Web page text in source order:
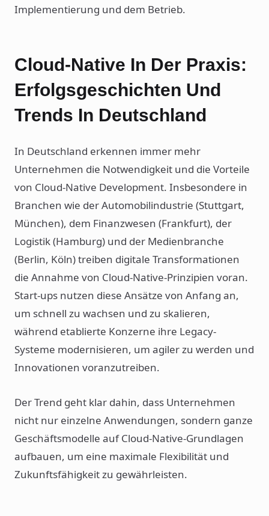
Implementierung und dem Betrieb.
Cloud-Native In Der Praxis:
Erfolgsgeschichten Und
Trends In Deutschland
In Deutschland erkennen immer mehr
Unternehmen die Notwendigkeit und die Vorteile
von Cloud-Native Development. Insbesondere in
Branchen wie der Automobilindustrie (Stuttgart,
München), dem Finanzwesen (Frankfurt), der
Logistik (Hamburg) und der Medienbranche
(Berlin, Köln) treiben digitale Transformationen
die Annahme von Cloud-Native-Prinzipien voran.
Start-ups nutzen diese Ansätze von Anfang an,
um schnell zu wachsen und zu skalieren,
während etablierte Konzerne ihre Legacy-
Systeme modernisieren, um agiler zu werden und
Innovationen voranzutreiben.
Der Trend geht klar dahin, dass Unternehmen
nicht nur einzelne Anwendungen, sondern ganze
Geschäftsmodelle auf Cloud-Native-Grundlagen
aufbauen, um eine maximale Flexibilität und
Zukunftsfähigkeit zu gewährleisten.